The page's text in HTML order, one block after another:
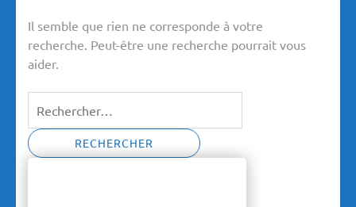
Il semble que rien ne corresponde à votre
recherche. Peut-être une recherche pourrait vous
aider.